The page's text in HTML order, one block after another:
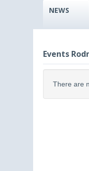
NEWS
Events
There are